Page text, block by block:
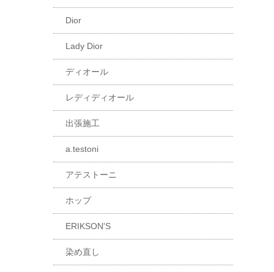
Dior
Lady Dior
ディオール
レディディオール
出張施工
a.testoni
アテストーニ
ホップ
ERIKSON'S
染め直し